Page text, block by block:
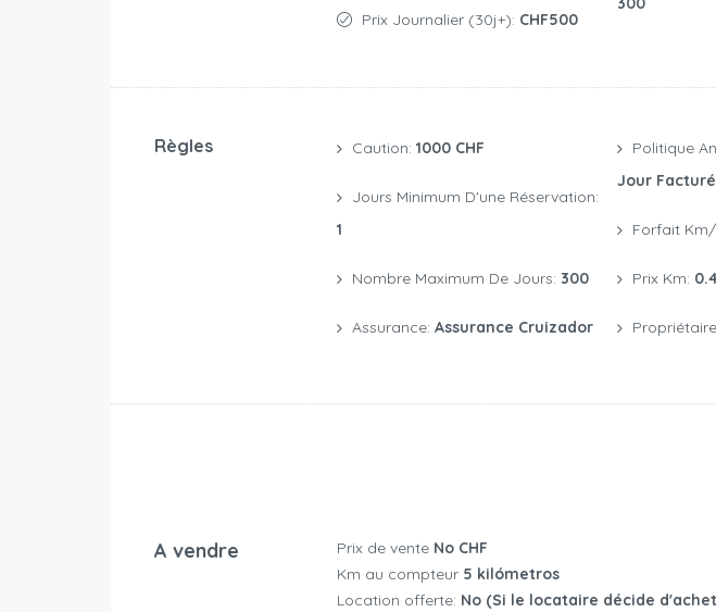
Prix Journalier (30j+): CHF500
Règles Caution: 1000 CHF
Jours Minimum D'une Réservation:
1
Nombre Maximum De Jours: 300
Assurance: Assurance Cruizador
Politique
Jour
Forfait
Prix Km:
A vendre Prix de venteNo CHF
Km au compteur5 kilómetros
Location offerte: No (Si le locataire décide